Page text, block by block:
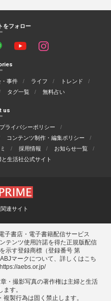
をフォロー
・事件 ライフ
トレンド
タグ一覧 無料占い
us
プライバシーポリシー
コンテンツ制作・編集ポリシー
採用情報
お知らせ一覧
と生活社公式サイト
連サイト
子書店・電子書籍配信サービス
テンツ使用許諾を得た正規版配信
示す登録商標（登録番号 第
マークについて、詳しくはこち
https://aebs.or.jp/
・撮影写真の著作権は主婦と⽣活
す。
製⾏為は固く禁⽌します。